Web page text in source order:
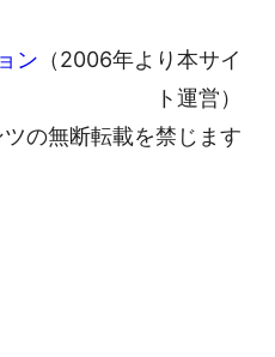
ン （2006年より本サイ
ト運営）
の無断転載を禁じます